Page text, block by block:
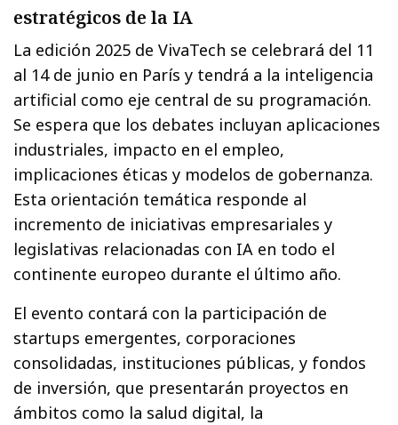
estratégicos de la IA
La edición 2025 de VivaTech se celebrará del 11
al 14 de junio en París y tendrá a la inteligencia
artificial como eje central de su programación.
Se espera que los debates incluyan aplicaciones
industriales, impacto en el empleo,
implicaciones éticas y modelos de gobernanza.
Esta orientación temática responde al
incremento de iniciativas empresariales y
legislativas relacionadas con IA en todo el
continente europeo durante el último año.
El evento contará con la participación de
startups emergentes, corporaciones
consolidadas, instituciones públicas, y fondos
de inversión, que presentarán proyectos en
ámbitos como la salud digital, la